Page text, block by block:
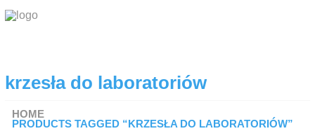
PRODUKTY
Komponenty do krzeseł
krzesła do laboratoriów
HOME
PRODUCTS TAGGED “KRZESŁA DO LABORATORIÓW”